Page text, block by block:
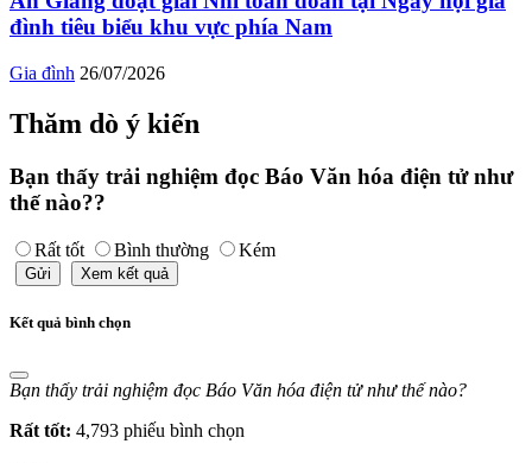
đình tiêu biểu khu vực phía Nam
Gia đình 26/07/2026
Thăm dò ý kiến
Bạn thấy trải nghiệm đọc Báo Văn hóa điện tử như
thế nào??
Rất tốt Bình thường Kém
Gửi Xem kết quả
Kết quả bình chọn
Bạn thấy trải nghiệm đọc Báo Văn hóa điện tử như thế nào?
Rất tốt: 4,793 phiếu bình chọn